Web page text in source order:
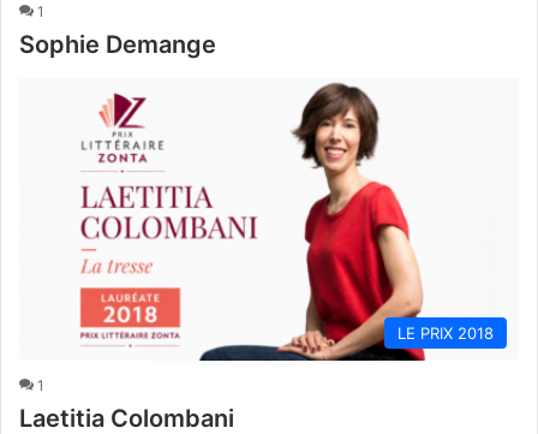
1
Sophie Demange
LE PRIX 2018
1
Laetitia Colombani